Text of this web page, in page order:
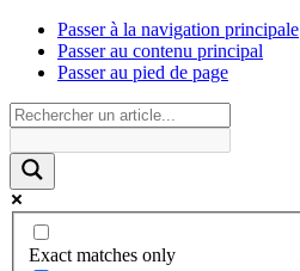
Passer à la navigation principale
Passer au contenu principal
Passer au pied de page
Exact matches only